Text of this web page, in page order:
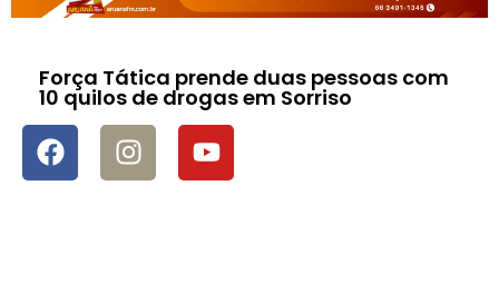
Força Tática prende duas pessoas com
10 quilos de drogas em Sorriso